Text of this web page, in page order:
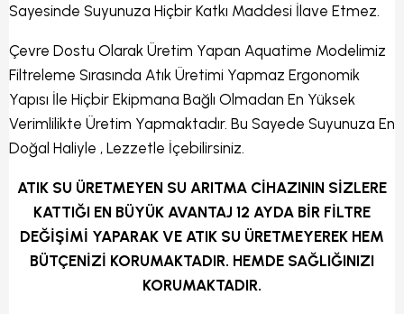
Sayesinde Suyunuza Hiçbir Katkı Maddesi İlave Etmez.
Çevre Dostu Olarak Üretim Yapan Aquatime Modelimiz
Filtreleme Sırasında Atık Üretimi Yapmaz Ergonomik
Yapısı İle Hiçbir Ekipmana Bağlı Olmadan En Yüksek
Verimlilikte Üretim Yapmaktadır. Bu Sayede Suyunuza En
Doğal Haliyle , Lezzetle İçebilirsiniz.
ATIK SU ÜRETMEYEN SU ARITMA CİHAZININ SİZLERE
KATTIĞI EN BÜYÜK AVANTAJ 12 AYDA BİR FİLTRE
DEĞİŞİMİ YAPARAK VE ATIK SU ÜRETMEYEREK HEM
BÜTÇENİZİ KORUMAKTADIR. HEMDE SAĞLIĞINIZI
KORUMAKTADIR.